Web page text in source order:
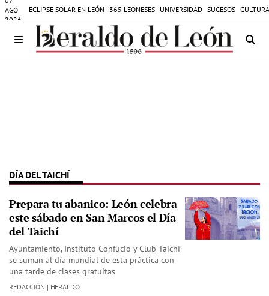
AGO
2026
ECLIPSE SOLAR EN LEÓN 365 LEONESES UNIVERSIDAD SUCESOS
DÍA DEL TAICHÍ
Prepara tu abanico: León celebra
este sábado en San Marcos el Día
del Taichí
Ayuntamiento, Instituto Confucio y Club Taichí
se suman al día mundial de esta práctica con
una tarde de clases gratuitas
REDACCIÓN | HERALDO